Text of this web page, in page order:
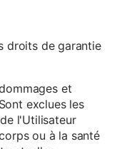
droits de garantie
et
exclues les
l'Utilisateur
ou à la santé